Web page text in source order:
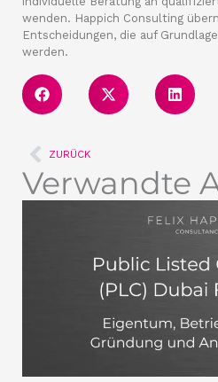
wenden. Happich Consulting
Entscheidungen, die auf
werden.
Zurück
ZURÜCK
Verwandte